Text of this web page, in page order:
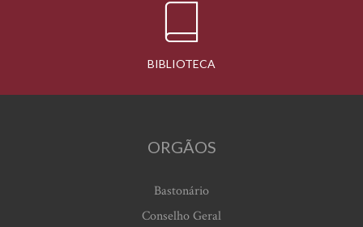
BIBLIOTECA
ORGÃOS
Bastonário
Conselho Geral